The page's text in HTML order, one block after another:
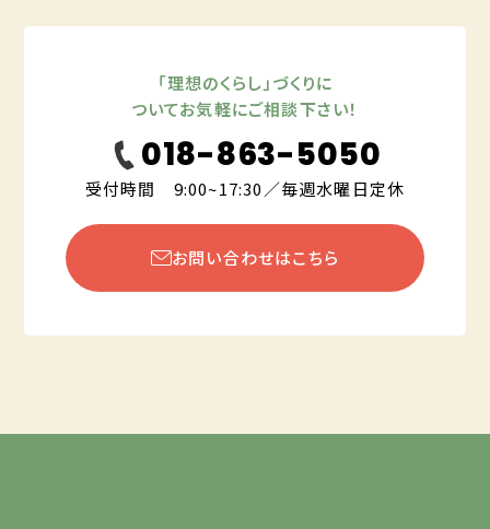
「理想のくらし」づくりに
ついてお気軽にご相談下さい！
018-863-5050
受付時間 9:00~17:30／毎週水曜日定休
お問い合わせはこちら